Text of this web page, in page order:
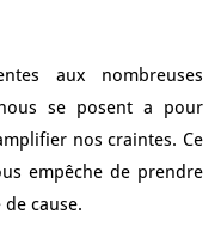
aux nombreuses
se posent a pour
nos craintes. Ce
empêche de prendre
cause.